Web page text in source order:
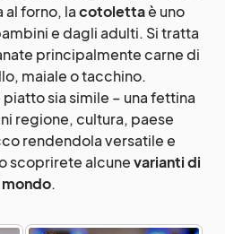
forno, lacotolettaè uno
e dagli adulti. Si tratta
principalmente carne di
maiale o tacchino.
sia simile – una fettina
regione, cultura, paese
rendendola versatile e
scoprirete alcunevarianti di
.